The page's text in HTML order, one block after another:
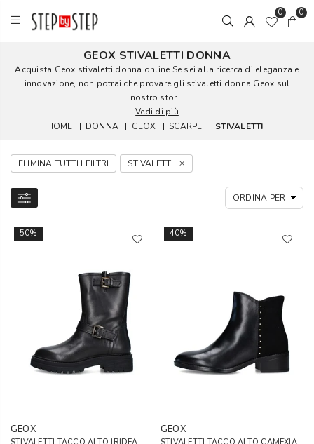
0 0
GEOX STIVALETTI DONNA
Acquista Geox stivaletti donna online Se sei alla ricerca di eleganza e
innovazione, non potrai che provare gli stivaletti donna Geox sul
nostro stor...
Vedi di più
HOME
| DONNA | GEOX | SCARPE | STIVALETTI
ELIMINA TUTTI I FILTRI STIVALETTI
50%
GEOX
40%
GEOX